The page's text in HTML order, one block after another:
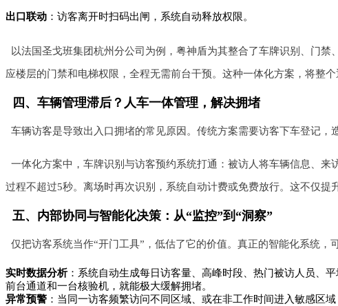
出口联动 ：访客离开时扫码出闸，系统自动释放权限。
以法国圣戈班集团杭州分公司为例，粤神盾为其整合了车牌识别、门
应楼层的门禁和电梯权限，全程无需前台干预。这种一体化方案，将整
四、车辆管理滞后？人车一体管理，解决拥堵
车辆访客是导致出入口拥堵的常见原因。传统方案需要访客下车登记，
一体化方案中，车牌识别与访客预约系统打通：被访人将车辆信息、
过程不超过5秒。离场时再次识别，系统自动计费或免费放行。这不仅提
五、内部协同与智能化决策：从“监控”到“洞察”
仅把访客系统当作“开门工具”，低估了它的价值。真正的智能化系统，
实时数据分析：系统自动生成每日访客量、高峰时段、热门被访人员、
前台通道和一台核验机，就能极大缓解拥堵。
异常预警 ：当同一访客频繁访问不同区域、或在非工作时间进入敏感区域